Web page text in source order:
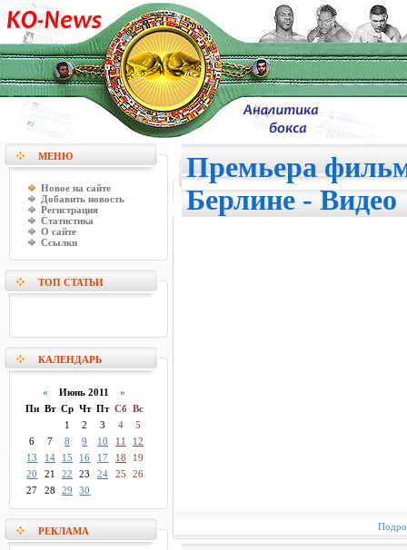
МЕНЮ
Новое на сайте
Добавить новость
Регистрация
Статистика
О сайте
Ссылки
ТОП СТАТЬИ
КАЛЕНДАРЬ
« Июнь 2011»
Пн Вт Ср Чт Пт Сб Вс
1
2 3 4
5
6
7 8 9 10 11
12
13
14 15 16 17 18
19
20
21 22 23 24 25
26
27
28 29 30
РЕКЛАМА
Премьера
Берлине - Видео